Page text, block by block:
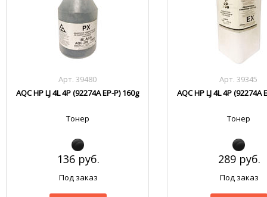
Арт. 39480
AQC HP LJ 4L 4P (92274A EP-P) 160g
Тонер
136 руб.
Под заказ
Арт. 39345
AQC HP LJ 4L 4P (92274A
Тонер
289 руб.
Под заказ